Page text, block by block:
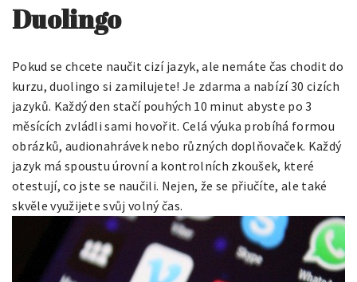
Duolingo
Pokud se chcete naučit cizí jazyk, ale nemáte čas chodit do
kurzu, duolingo si zamilujete! Je zdarma a nabízí 30 cizích
jazyků. Každý den stačí pouhých 10 minut abyste po 3
měsících zvládli sami hovořit. Celá výuka probíhá formou
obrázků, audionahrávek nebo různých doplňovaček. Každý
jazyk má spoustu úrovní a kontrolních zkoušek, které
otestují, co jste se naučili. Nejen, že se přiučíte, ale také
skvěle využijete svůj volný čas.